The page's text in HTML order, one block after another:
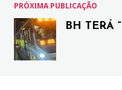
PRÓXIMA PUBLICAÇÃO
BH TERÁ